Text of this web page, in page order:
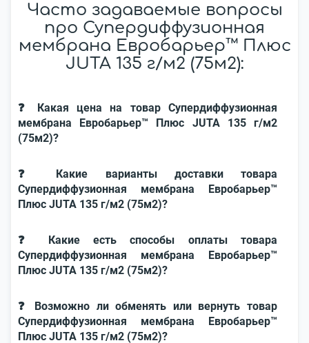
Часто задаваемые вопросы
про Супердиффузионная
мембрана Евробарьер™ Плюс
JUTA 135 г/м2 (75м2):
❓ Какая цена на товар Супердиффузионная
мембрана Евробарьер™ Плюс JUTA 135 г/м2
(75м2)?
❓ Какие варианты доставки товара
Супердиффузионная мембрана Евробарьер™
Плюс JUTA 135 г/м2 (75м2)?
❓ Какие есть способы оплаты товара
Супердиффузионная мембрана Евробарьер™
Плюс JUTA 135 г/м2 (75м2)?
❓ Возможно ли обменять или вернуть товар
Супердиффузионная мембрана Евробарьер™
Плюс JUTA 135 г/м2 (75м2)?